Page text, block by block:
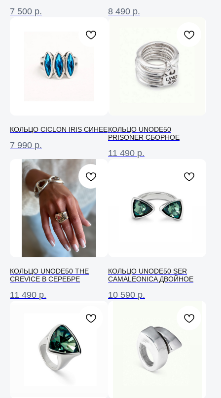
7 500 р. 8 490 р.
КОЛЬЦО СICLON IRIS СИНЕЕ
7 990 р.
КОЛЬЦО UNODE50
PRISONER СБОРНОЕ
11 490 р.
КОЛЬЦО UNODE50 THE
CREVICE В СЕРЕБРЕ
11 490 р.
КОЛЬЦО UNODE50 SER
CAMALEONICA ДВОЙНОЕ
10 590 р.
Консультация
Свяжитесь с нами в соц. сетях или
по телефону и мы проконсультируем
вас по любому вопросу